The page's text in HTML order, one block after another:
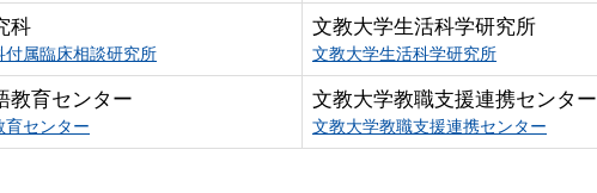
科
付属臨床相談研究所
文教大学生活科学研究所
文教大学生活科学研究所
教育センター
育センター
文教大学教職支援連携センター
文教大学教職支援連携センター